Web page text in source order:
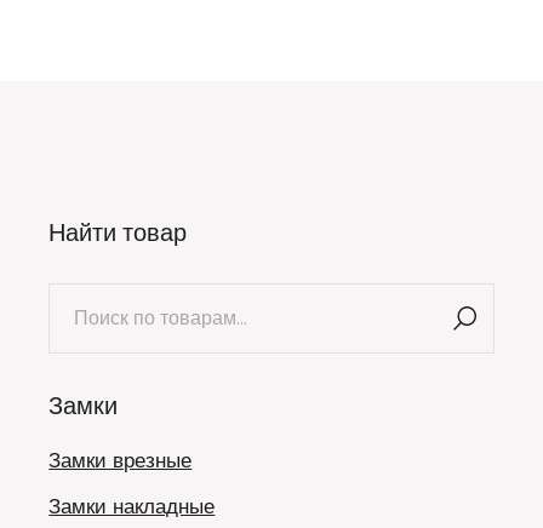
Найти товар
Замки
Замки врезные
Замки накладные